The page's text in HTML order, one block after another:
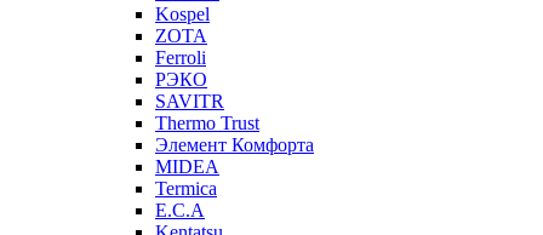
Kospel
ZOTA
Ferroli
РЭКО
SAVITR
Thermo Trust
Элемент Комфорта
MIDEA
Termica
E.C.A